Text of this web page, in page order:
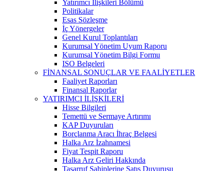
Yatırımcı İlişkileri Bölümü
Politikalar
Esas Sözleşme
İç Yönergeler
Genel Kurul Toplantıları
Kurumsal Yönetim Uyum Raporu
Kurumsal Yönetim Bilgi Formu
ISO Belgeleri
FİNANSAL SONUÇLAR VE FAALİYETLER
Faaliyet Raporları
Finansal Raporlar
YATIRIMCI İLİŞKİLERİ
Hisse Bilgileri
Temettü ve Sermaye Artırımı
KAP Duyuruları
Borçlanma Aracı İhraç Belgesi
Halka Arz İzahnamesi
Fiyat Tespit Raporu
Halka Arz Geliri Hakkında
Tasarruf Sahiplerine Satış Duyurusu